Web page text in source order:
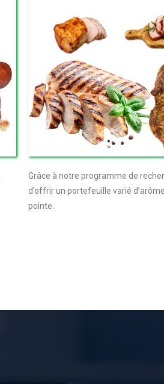
Grâce à notre programme de
d’offrir un portefeuille varié
pointe.